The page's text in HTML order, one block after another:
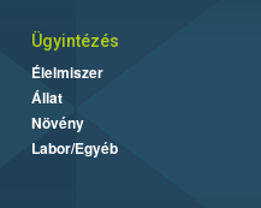
Ügyintézés
Élelmiszer
Állat
Növény
Labor/Egyéb